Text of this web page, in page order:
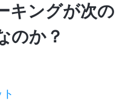
キングが次の
のか？